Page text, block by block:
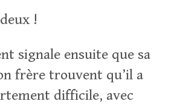
!
signale ensuite que sa
frère trouvent qu’il a
difficile, avec